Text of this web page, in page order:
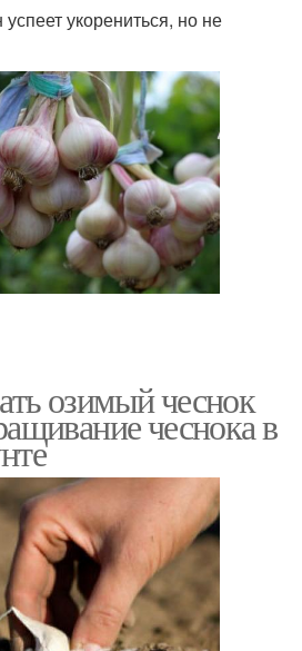
укорениться, но не
озимый чеснок
чеснока в